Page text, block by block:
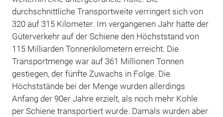
durchschnittliche Transportweite verringert sich von
320 auf 315 Kilometer. Im vergangenen Jahr hatte der
Güterverkehr auf der Schiene den Höchststand von
115 Milliarden Tonnenkilometern erreicht. Die
Transportmenge war auf 361 Millionen Tonnen
gestiegen, der fünfte Zuwachs in Folge. Die
Höchststände bei der Menge wurden allerdings
Anfang der 90er Jahre erzielt, als noch mehr Kohle
per Schiene transportiert wurde. Damals wurden aber